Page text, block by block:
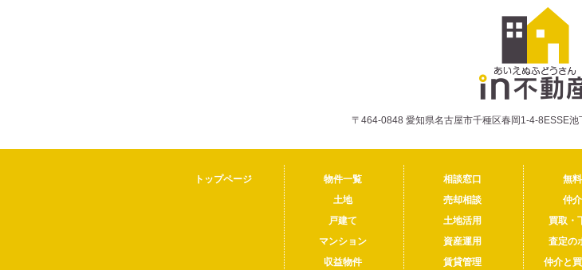
トップページ
物件一覧
土地
戸建て
マンション
収益物件
相談窓口
売却相談
土地活用
資産運用
賃貸管理
無
仲
買取・
査定の
仲介と
〒464-0848 愛知県名古屋市千種区春岡1-4-8ESSE